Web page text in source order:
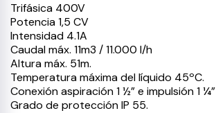
Trifásica 400V
Potencia 1,5 CV
Intensidad 4.1A
Caudal máx. 11m3 / 11.000 l/h
Altura máx. 51m.
Temperatura máxima del líquido 45ºC.
Conexión aspiración 1 ½” e impulsión 1 ¼”
Grado de protección IP 55.